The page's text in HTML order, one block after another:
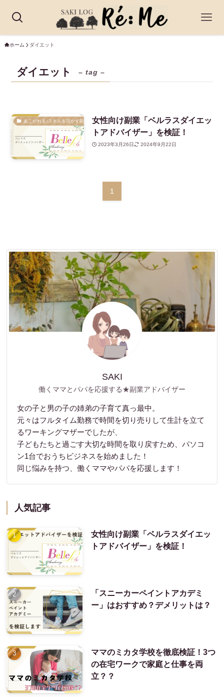
ホーム ダイエット
ダイエット – tag –
あこがれる♪スキルを活かす副業
女性向け副業「ベルラスダイエッ
トアドバイザー」を検証！
2023年3月26日 2024年9月22日
1
SAKI
働くママとパパを応援する★副業アドバイザー
女の子と男の子の姉弟の子育て真っ最中。
元々はフルタイム勤務で時間を切り売りして生計を立て
るワーキングマザーでしたが、
子どもたちと過ごす大切な時間を取り戻すため、パソコ
ン1台でおうちビジネスを始めました！
同じ悩みを持つ、働くママやパパを応援します！
人気記事
女性向け副業「ベルラスダイエッ
トアドバイザー」を検証！
「スニーカーペイントアカデミ
ー」はおすすめ？デメリットは？
ママのミカタ学校を徹底検証！3つ
の在宅ワークで家庭と仕事を両
立？？